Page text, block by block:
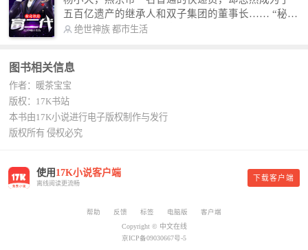
故事纯属虚构，如有雷同，那就是真事儿，想要对
号入座，抓紧时间进群：487963015 微信公众号：
平凡魔术师,或者搜索：pingfanmoshushi1982,公众
五百亿遗产的继承人和双子集团的董事长…… “秘
书，给我定制一套百亿富翁的吃喝住行标准！” “好
呢？” “回杨总，开车太堵，已经给你安排了直升
机。” 从此，开启杨小天的百亿富翁之旅，只有他不
敢想的，没有秘书办不到的。
绝世神族 都市生活
图书相关信息
作者：暖茶宝宝
版权：17K书站
本书由17K小说进行电子版权制作与发行
版权所有 侵权必究
使用 17K小说客户端
离线阅读更流畅
下载客户端
帮助 反馈 标签 电脑版
客户端
Copyright © 中文在线
京ICP备09030667号-5